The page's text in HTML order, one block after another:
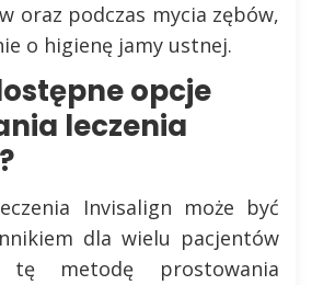
oraz podczas mycia zębów,
o higienę jamy ustnej.
opcje
leczenia
Invisalign może być
dla wielu pacjentów
tę metodę prostowania